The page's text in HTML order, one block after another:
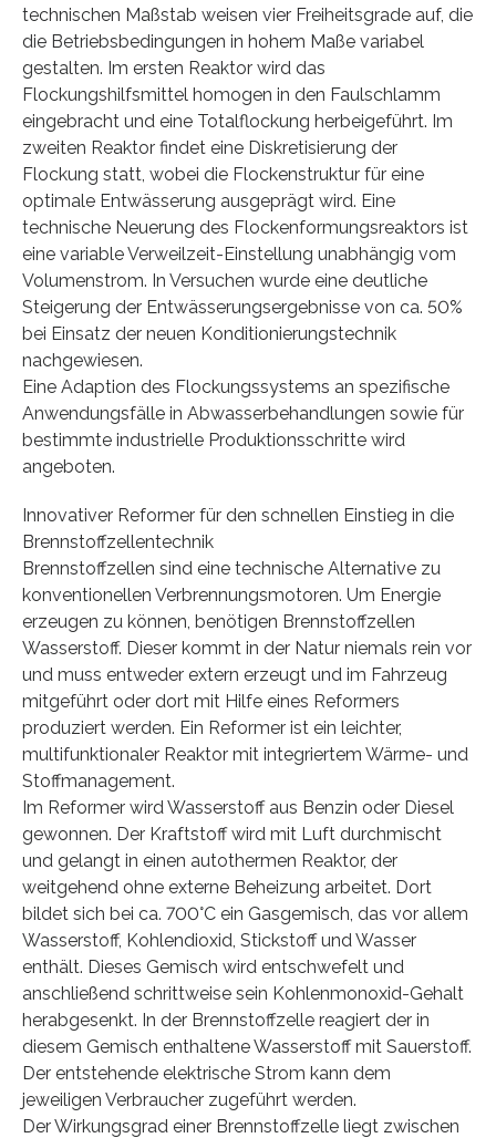
technischen Maßstab weisen vier Freiheitsgrade auf, die
die Betriebsbedingungen in hohem Maße variabel
gestalten. Im ersten Reaktor wird das
Flockungshilfsmittel homogen in den Faulschlamm
eingebracht und eine Totalflockung herbeigeführt. Im
zweiten Reaktor findet eine Diskretisierung der
Flockung statt, wobei die Flockenstruktur für eine
optimale Entwässerung ausgeprägt wird. Eine
technische Neuerung des Flockenformungsreaktors ist
eine variable Verweilzeit-Einstellung unabhängig vom
Volumenstrom. In Versuchen wurde eine deutliche
Steigerung der Entwässerungsergebnisse von ca. 50%
bei Einsatz der neuen Konditionierungstechnik
nachgewiesen.
Eine Adaption des Flockungssystems an spezifische
Anwendungsfälle in Abwasserbehandlungen sowie für
bestimmte industrielle Produktionsschritte wird
angeboten.
Innovativer Reformer für den schnellen Einstieg in die
Brennstoffzellentechnik
Brennstoffzellen sind eine technische Alternative zu
konventionellen Verbrennungsmotoren. Um Energie
erzeugen zu können, benötigen Brennstoffzellen
Wasserstoff. Dieser kommt in der Natur niemals rein vor
und muss entweder extern erzeugt und im Fahrzeug
mitgeführt oder dort mit Hilfe eines Reformers
produziert werden. Ein Reformer ist ein leichter,
multifunktionaler Reaktor mit integriertem Wärme- und
Stoffmanagement.
Im Reformer wird Wasserstoff aus Benzin oder Diesel
gewonnen. Der Kraftstoff wird mit Luft durchmischt
und gelangt in einen autothermen Reaktor, der
weitgehend ohne externe Beheizung arbeitet. Dort
bildet sich bei ca. 700°C ein Gasgemisch, das vor allem
Wasserstoff, Kohlendioxid, Stickstoff und Wasser
enthält. Dieses Gemisch wird entschwefelt und
anschließend schrittweise sein Kohlenmonoxid-Gehalt
herabgesenkt. In der Brennstoffzelle reagiert der in
diesem Gemisch enthaltene Wasserstoff mit Sauerstoff.
Der entstehende elektrische Strom kann dem
jeweiligen Verbraucher zugeführt werden.
Der Wirkungsgrad einer Brennstoffzelle liegt zwischen